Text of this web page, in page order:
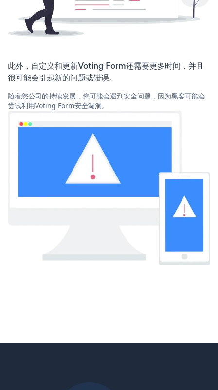
此外，自定义和更新Voting Form还需要更多时间，并且
很可能会引起新的问题或错误。
随着您公司的持续发展，您可能会遇到安全问题，因为黑客可能会
尝试利用Voting Form安全漏洞。